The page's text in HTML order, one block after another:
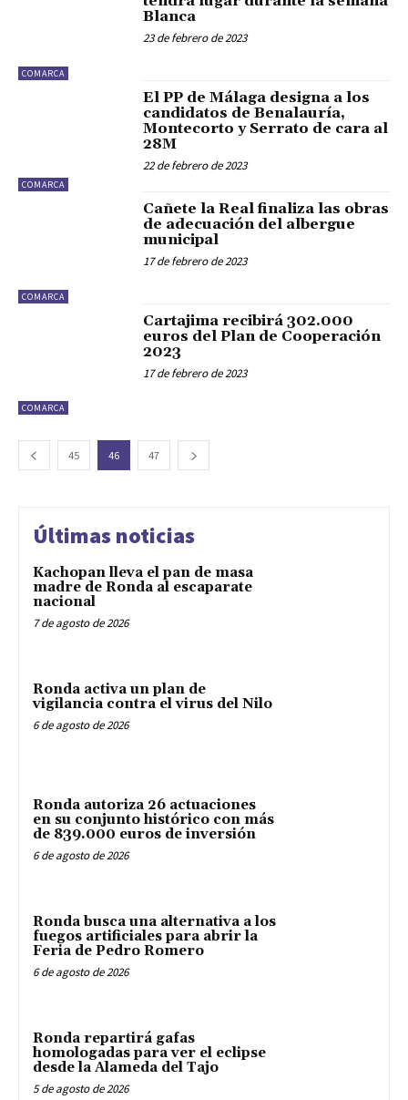
COMARCA
Blanca
23 de febrero de 2023
COMARCA
El PP de Málaga designa a los
candidatos de Benalauría,
Montecorto y Serrato de cara al
28M
22 de febrero de 2023
COMARCA
Cañete la Real finaliza las obras
de adecuación del albergue
municipal
17 de febrero de 2023
COMARCA
Cartajima recibirá 302.000
euros del Plan de Cooperación
2023
17 de febrero de 2023
45 46 47
Últimas noticias
Kachopan lleva el pan de masa
madre de Ronda al escaparate
nacional
7 de agosto de 2026
Ronda activa un plan de
vigilancia contra el virus del Nilo
6 de agosto de 2026
Ronda autoriza 26 actuaciones
en su conjunto histórico con más
de 839.000 euros de inversión
6 de agosto de 2026
Ronda busca una alternativa a los
fuegos artificiales para abrir la
Feria de Pedro Romero
6 de agosto de 2026
Ronda repartirá gafas
homologadas para ver el eclipse
desde la Alameda del Tajo
5 de agosto de 2026